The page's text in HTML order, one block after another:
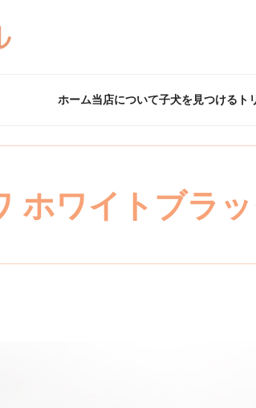
ホーム当店について子犬を見つける ト
ホワイトブラ